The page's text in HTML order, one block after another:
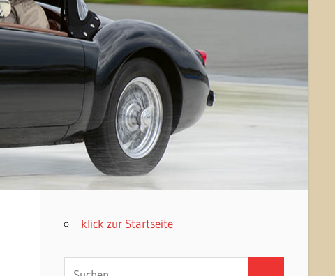
klick zur Startseite
Suchen